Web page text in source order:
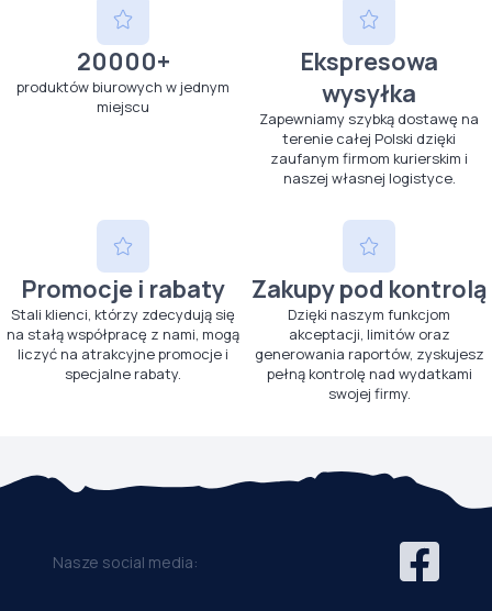
20000+
produktów biurowych w jednym
miejscu
Ekspresowa
wysyłka
Zapewniamy szybką dostawę na
terenie całej Polski dzięki
zaufanym firmom kurierskim i
naszej własnej logistyce.
Promocje i rabaty
Stali klienci, którzy zdecydują się
na stałą współpracę z nami, mogą
liczyć na atrakcyjne promocje i
specjalne rabaty.
Zakupy pod kontrolą
Dzięki naszym funkcjom
akceptacji, limitów oraz
generowania raportów, zyskujesz
pełną kontrolę nad wydatkami
swojej firmy.
Nasze social media: